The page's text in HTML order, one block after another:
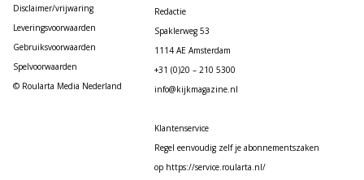
Disclaimer/vrijwaring
Leveringsvoorwaarden
Gebruiksvoorwaarden
Spelvoorwaarden
© Roularta Media Nederland
Redactie
Spaklerweg 53
1114 AE Amsterdam
+31 (0)20 – 210 5300
info@kijkmagazine.nl
Klantenservice
Regel eenvoudig zelf je abonnementszaken
op https://service.roularta.nl/